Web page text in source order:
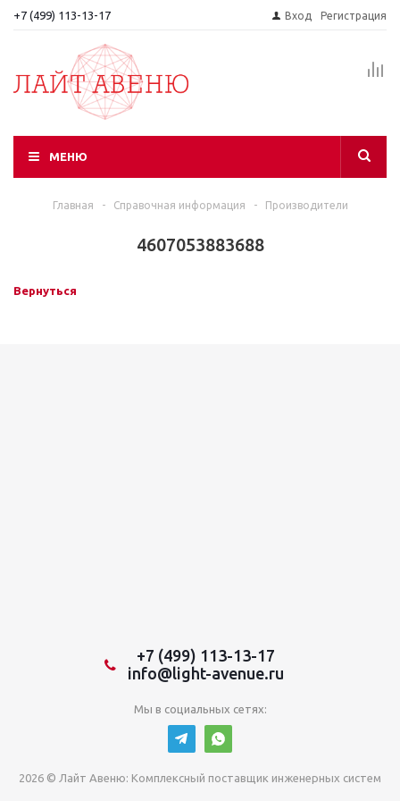
+7 (499) 113-13-17 Вход Регистрация
МЕНЮ
Главная - Справочная информация - Производители
4607053883688
Вернуться
+7 (499) 113-13-17
info@light-avenue.ru
Мы в социальных сетях:
2026 © Лайт Авеню: Комплексный поставщик инженерных систем